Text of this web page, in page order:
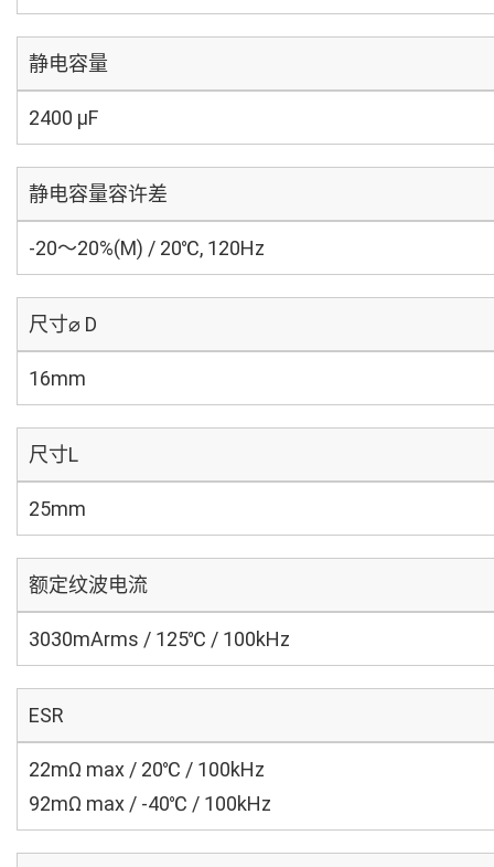
静电容量
2400 µF
静电容量容许差
-20～20%(M) / 20℃, 120Hz
尺寸⌀ D
16mm
尺寸L
25mm
额定纹波电流
3030mArms / 125℃ / 100kHz
ESR
22mΩ max / 20℃ / 100kHz
92mΩ max / -40℃ / 100kHz